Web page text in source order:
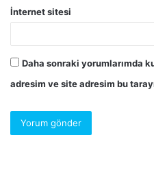
İnternet sitesi
Daha sonraki yorumlarımda
adresim ve site adresim bu